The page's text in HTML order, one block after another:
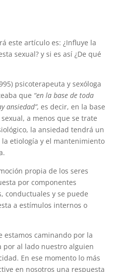
este artículo es: ¿Influye la
sexual? y si es así ¿De qué
psicoterapeuta y sexóloga
que “en la base de toda
ansiedad”, es decir, en la base
a menos que se trate
la ansiedad tendrá un
etiología y el mantenimiento
propia de los seres
por componentes
conductuales y se puede
a estímulos internos o
estamos caminando por la
por al lado nuestro alguien
En ese momento lo más
en nosotros una respuesta